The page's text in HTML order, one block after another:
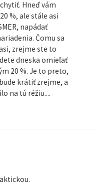
Hneď vám
%, ale stále asi
napádať
Čomu sa
zrejme ste to
dneska omieľať
20 %. Je to preto,
krátiť zrejme, a
na tú réžiu....